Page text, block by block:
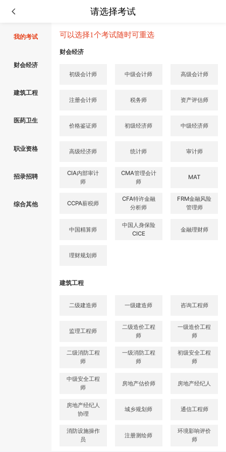
请选择考试
我的考试
财会经济
建筑工程
医药卫生
职业资格
招录招聘
综合其他
可以选择1个考试随时可重选
财会经济
初级会计师 中级会计师 高级会计师
注册会计师 税务师 资产评估师
价格鉴证师 初级经济师 中级经济师
高级经济师 统计师 审计师
CIA内部审计
师
CMA管理会计
师
MAT
CCPA薪税师
CFA特许金融
分析师
FRM金融风险
管理师
中国精算师
中国人身保险
CICE
金融理财师
理财规划师
建筑工程
二级建造师 一级建造师 咨询工程师
监理工程师
二级造价工程
师
一级造价工程
师
二级消防工程
师
一级消防工程
师
初级安全工程
师
中级安全工程
师
房地产估价师 房地产经纪人
房地产经纪人
协理
城乡规划师 通信工程师
消防设施操作
员
注册测绘师
环境影响评价
师